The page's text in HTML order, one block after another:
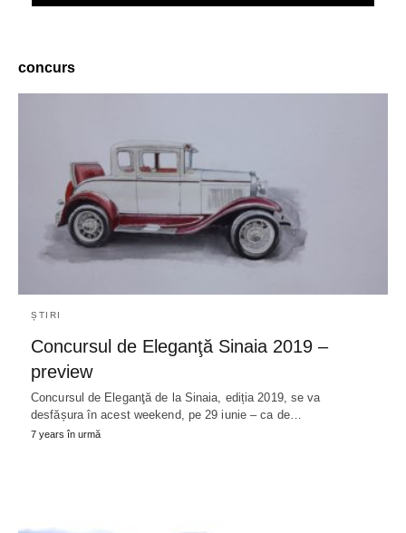
concurs
ȘTIRI
Concursul de Eleganţă Sinaia 2019 –
preview
Concursul de Eleganţă de la Sinaia, ediția 2019, se va
desfășura în acest weekend, pe 29 iunie – ca de…
7 years în urmă